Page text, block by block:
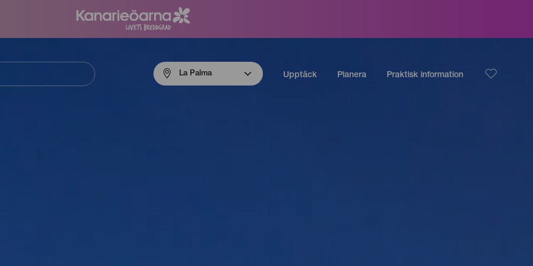
La Palma Upptäck Planera Praktisk information